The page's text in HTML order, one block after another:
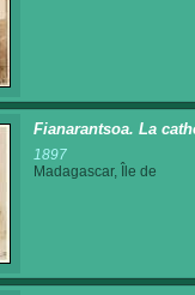
Fianarantsoa. La
1897
Madagascar, Île de